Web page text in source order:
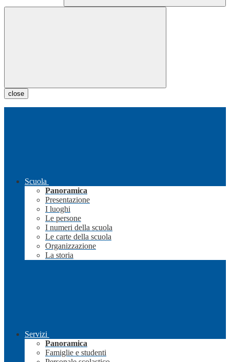
close
Scuola
Panoramica
Presentazione
I luoghi
Le persone
I numeri della scuola
Le carte della scuola
Organizzazione
La storia
Servizi
Panoramica
Famiglie e studenti